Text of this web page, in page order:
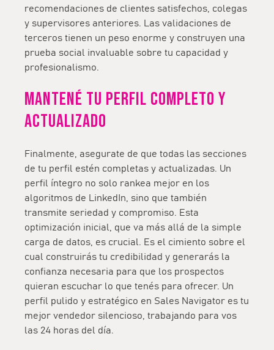
recomendaciones de clientes satisfechos, colegas
y supervisores anteriores. Las validaciones de
terceros tienen un peso enorme y construyen una
prueba social invaluable sobre tu capacidad y
profesionalismo.
Mantené tu perfil completo y
actualizado
Finalmente, asegurate de que todas las secciones
de tu perfil estén completas y actualizadas. Un
perfil íntegro no solo rankea mejor en los
algoritmos de LinkedIn, sino que también
transmite seriedad y compromiso. Esta
optimización inicial, que va más allá de la simple
carga de datos, es crucial. Es el cimiento sobre el
cual construirás tu credibilidad y generarás la
confianza necesaria para que los prospectos
quieran escuchar lo que tenés para ofrecer. Un
perfil pulido y estratégico en Sales Navigator es tu
mejor vendedor silencioso, trabajando para vos
las 24 horas del día.